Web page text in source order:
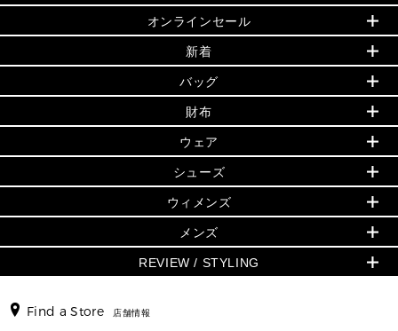
セールおすすめアイテム
▶ ウィメンズ
バッグ
小物
シューズ・靴
ウェア
アクセサリー
時計
▶ メンズ
バッグ
オンラインセール
PRODUCT OF THE MONTH - 今月の特別価格
再値下げアイテム
追加アイテム
▶ ウィメンズすべて(ウェア・シューズ除く)
バッグ
財布・小物
ウェア
シューズ
時計・ジュエリー
新着
夏のスタイル
▶ すべて
▶ ウィメンズすべて
財布・小物
アクセサリー
フレグランス
シューズ
バッグ
人気の定番アイテム
日本限定 - バッグ
▶ ウィメンズすべて
トートバッグ
ショルダーバッグ
クロスボディ・斜め掛け
財布
日本限定 - 財布・小物
▶ ウィメンズすべて
GREENWICH
折り財布(二つ折り・三つ折り)
長財布
ウェア
▶ ウィメンズすべて
トップス
スカート・パンツ
ジャケット・アウター
シューズ
▶ ウィメンズすべて
サンダル
スニーカー
ウィメンズ
人気の定番アイテム
▶ ウィメンズすべて
メンズ
▶ メンズすべて
REVIEW / STYLING
Find a Store 店舗情報